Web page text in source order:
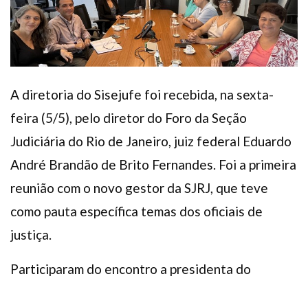
A diretoria do Sisejufe foi recebida, na sexta-
feira (5/5), pelo diretor do Foro da Seção
Judiciária do Rio de Janeiro, juiz federal Eduardo
André Brandão de Brito Fernandes. Foi a primeira
reunião com o novo gestor da SJRJ, que teve
como pauta específica temas dos oficiais de
justiça.
Participaram do encontro a presidenta do
FacebookInstagramTwitter YoutubeTikTok Whatsapp